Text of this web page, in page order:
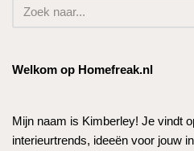
Welkom op Homefreak.nl
Mijn naam is Kimberley! Je vindt
interieurtrends, ideeën voor jouw